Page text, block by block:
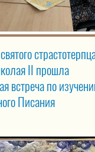
II прошла
встреча по
Писания